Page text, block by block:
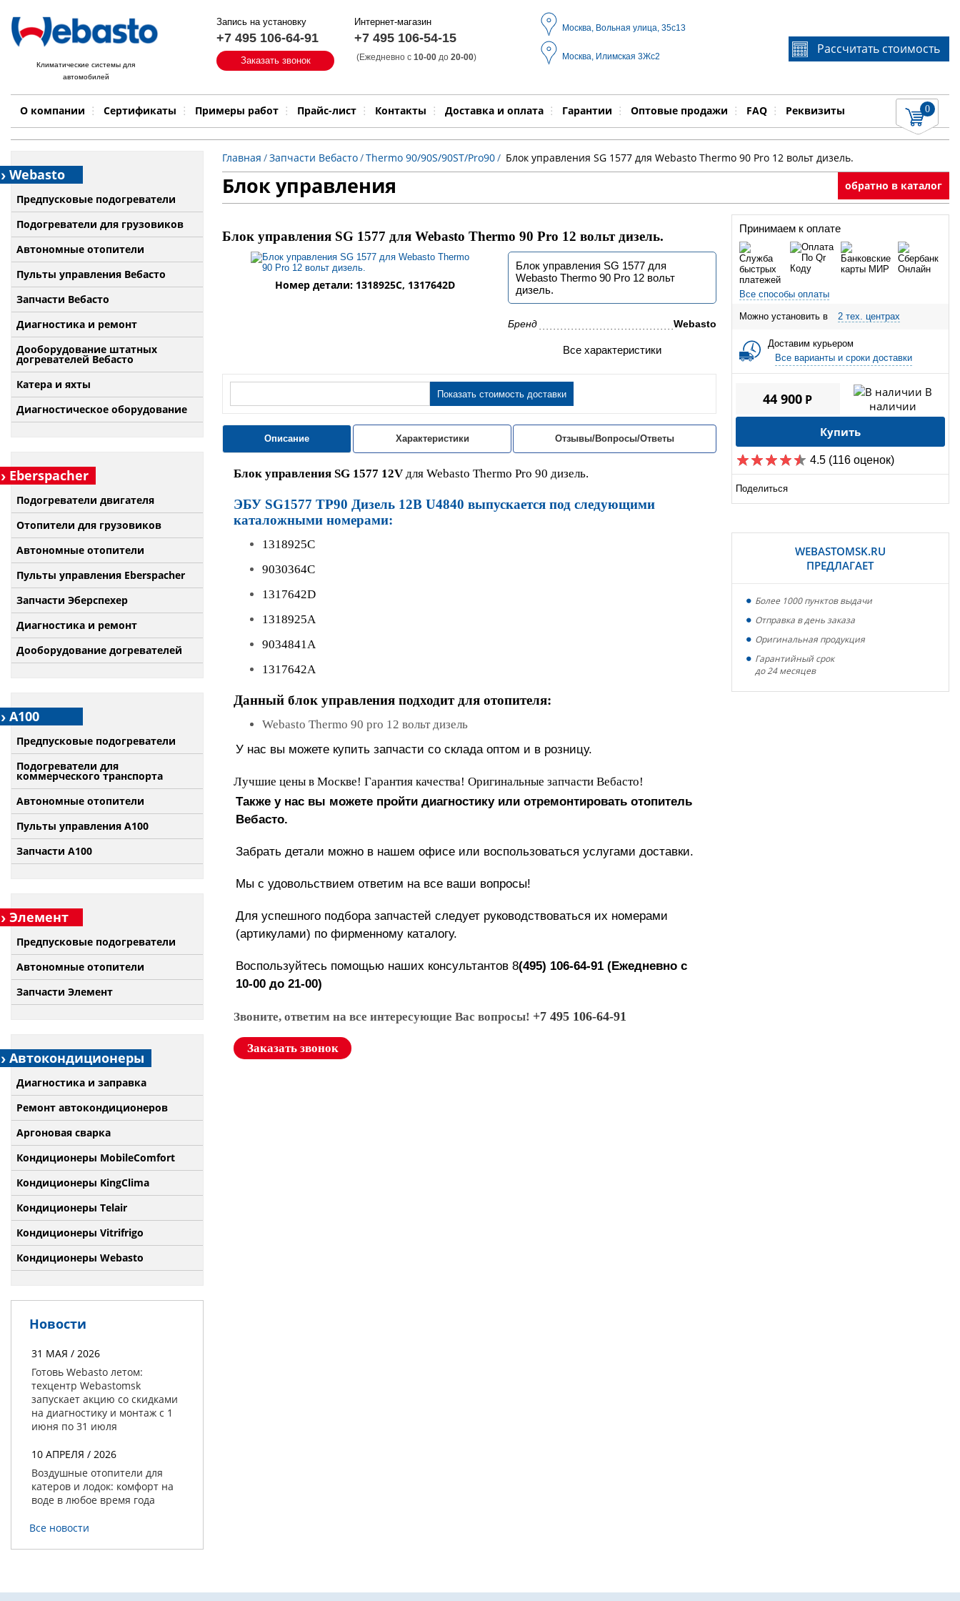
Климатические системы для
автомобилей
Запись на установку
+7 495 106-64-91
Заказать звонок
Интернет-магазин
+7 495 106-54-15
(Ежедневно с 10-00 до 20-00)
Москва, Вольная улица, 35с13
Москва, Илимская 3Жс2
Рассчитать стоимость
О компании Сертификаты Примеры работ Прайс-лист Контакты Доставка и оплата Гарантии Оптовые продажи FAQ Реквизиты 0
Быстрый поиск:
Если Вы не знаете идентификационный номер
запчасти, звоните по телефону+7 495 106-64-91, мы
Примеры работ Бренд Модель Выполняемые работы
Webasto
Предпусковые подогреватели
Подогреватели для грузовиков
Автономные отопители
Пульты управления Вебасто
Запчасти Вебасто
Диагностика и ремонт
Дооборудование штатных
догревателей Вебасто
Катера и яхты
Диагностическое оборудование
Eberspacher
Подогреватели двигателя
Отопители для грузовиков
Автономные отопители
Пульты управления Eberspacher
Запчасти Эберспехер
Диагностика и ремонт
Дооборудование догревателей
А100
Предпусковые подогреватели
Подогреватели для
коммерческого транспорта
Автономные отопители
Пульты управления A100
Запчасти А100
Элемент
Предпусковые подогреватели
Автономные отопители
Запчасти Элемент
Автокондиционеры
Диагностика и заправка
Ремонт автокондиционеров
Аргоновая сварка
Кондиционеры MobileComfort
Кондиционеры KingClima
Кондиционеры Telair
Кондиционеры Vitrifrigo
Кондиционеры Webasto
Новости
31 МАЯ / 2026
Готовь Webasto летом:
техцентр Webastomsk
запускает акцию со скидками
на диагностику и монтаж с 1
июня по 31 июля
10 АПРЕЛЯ / 2026
Воздушные отопители для
катеров и лодок: комфорт на
воде в любое время года
Все новости
Главная /Запчасти Вебасто/Thermo 90/90S/90ST/Pro90/ Блок управления SG 1577 для Webasto Thermo 90 Pro 12 вольт дизель.
обратно в каталог
Блок управления
Принимаем к оплате
Все способы оплаты
Можно установить в 2 тех. центрах
Доставим курьером
Все варианты и сроки доставки
44 900 P
В
наличии
Купить
4.5 (116 оценок)
Поделиться
WEBASTOMSK.RU
ПРЕДЛАГАЕТ
Более 1000 пунктов выдачи
Отправка в день заказа
Оригинальная продукция
Гарантийный срок
до 24 месяцев
Блок управления SG 1577 для Webasto Thermo 90 Pro 12 вольт дизель.
Номер детали: 1318925C, 1317642D
Блок управления SG 1577 для
Webasto Thermo 90 Pro 12 вольт
дизель.
Бренд Webasto
Все характеристики
Показать стоимость доставки
Описание Характеристики Отзывы/Вопросы/Ответы
Блок управления SG 1577 12V для Webasto Thermo Pro 90 дизель.
ЭБУ SG1577 TP90 Дизель 12В U4840 выпускается под следующими
каталожными номерами:
1318925C
9030364C
1317642D
1318925A
9034841A
1317642A
Данный блок управления подходит для отопителя:
Webasto Thermo 90 pro 12 вольт дизель
У нас вы можете купить запчасти со склада оптом и в розницу.
Лучшие цены в Москве! Гарантия качества! Оригинальные запчасти Вебасто!
Также у нас вы можете пройти диагностику или отремонтировать отопитель
Вебасто.
Забрать детали можно в нашем офисе или воспользоваться услугами доставки.
Мы с удовольствием ответим на все ваши вопросы!
Для успешного подбора запчастей следует руководствоваться их номерами
(артикулами) по фирменному каталогу.
Воспользуйтесь помощью наших консультантов 8(495) 106-64-91 (Ежедневно с
10-00 до 21-00)
Звоните, ответим на все интересующие Вас вопросы! +7 495 106-64-91
Заказать звонок